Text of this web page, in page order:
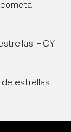
HOY
de estrellas